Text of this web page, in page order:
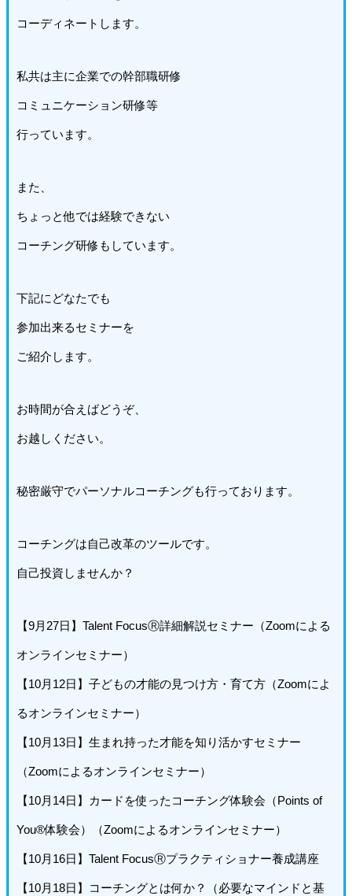
コーディネートします。
私共は主に企業での幹部職研修
コミュニケーション研修等
行っています。
また、
ちょっと他では経験できない
コーチング研修もしています。
下記にどなたでも
参加出来るセミナーを
ご紹介します。
お時間が合えばどうぞ、
お越しください。
秘密厳守でパーソナルコーチングも行っております。
コーチングは自己改革のツールです。
自己投資しませんか？
【9月27日】Talent FocusⓇ詳細解説セミナー（Zoomによる
オンラインセミナー）
【10月12日】子どもの才能の見つけ方・育て方（Zoomによ
るオンラインセミナー）
【10月13日】生まれ持った才能を知り活かすセミナー
（Zoomによるオンラインセミナー）
【10月14日】カードを使ったコーチング体験会（Points of
You®体験会）（Zoomによるオンラインセミナー）
【10月16日】Talent FocusⓇプラクティショナー養成講座
【10月18日】コーチングとは何か？（必要なマインドと基